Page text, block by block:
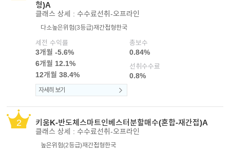
이어
창 닫
기
형)A
클래스 상세 : 수수료선취-오프라인
다소높은위험(3등급)재간접형한국
세전 수익률
3개월 -5.6%
6개월 12.1%
12개월 38.4%
총보수
0.84%
선취수수료
0.8%
자세히 보기
2 키움K-반도체스마트인베스터분할매수(혼합-재간접)A
클래스 상세 : 수수료선취-오프라인
높은위험(2등급)재간접형한국